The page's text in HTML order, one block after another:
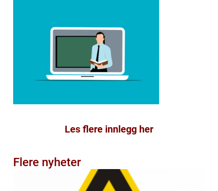
Les flere innlegg her
Flere nyheter